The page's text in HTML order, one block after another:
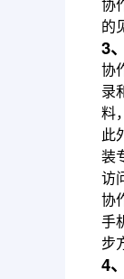
的
3
协
录
料
此
装
访
协
手
步
4